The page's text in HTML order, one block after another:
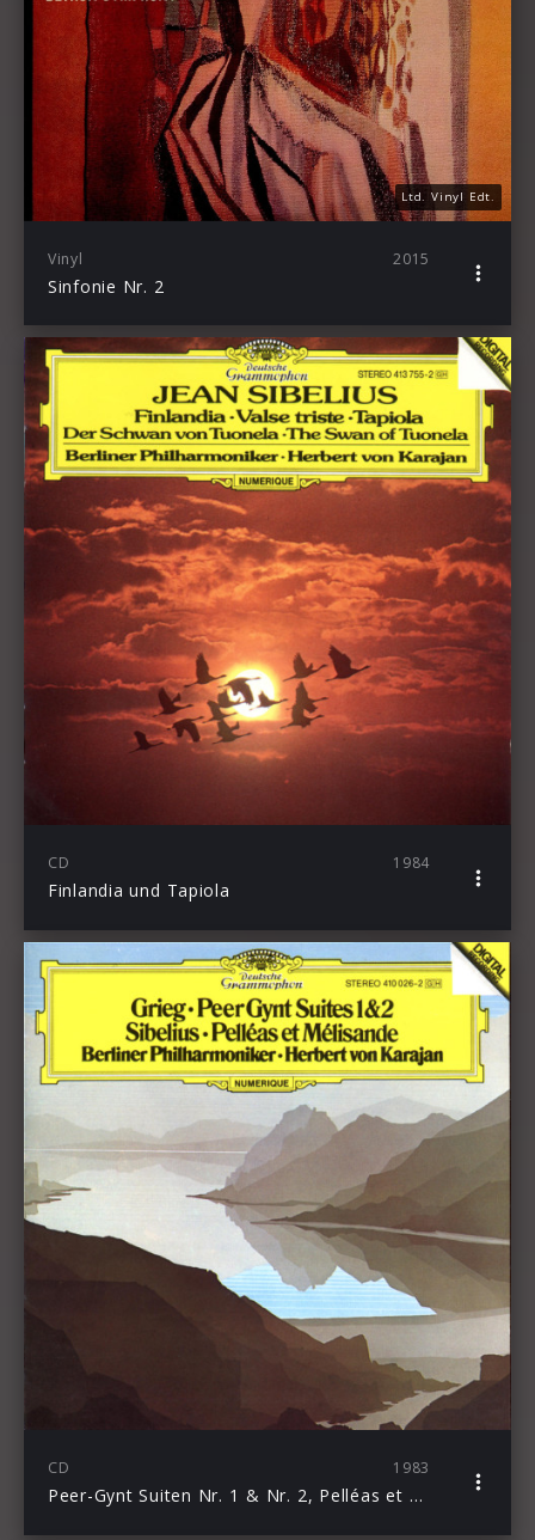
Ltd. Vinyl Edt.
Vinyl 2015
Sinfonie Nr. 2
CD 1984
Finlandia und Tapiola
CD 1983
Peer-Gynt Suiten Nr. 1 & Nr. 2, Pelléas et Mélisande